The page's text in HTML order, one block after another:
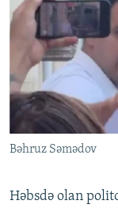
Bəhruz Səmədov
Həbsdə olan